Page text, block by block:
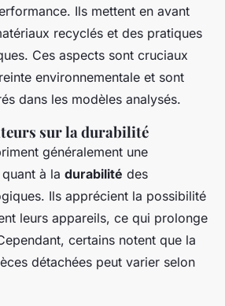
Ils mettent en avant
recyclés et des pratiques
Ces aspects sont cruciaux
environnementale et sont
dans les modèles analysés.
sur la durabilité
généralement une
à la durabilité des
Ils apprécient la possibilité
leurs appareils, ce qui prolonge
certains notent que la
détachées peut varier selon